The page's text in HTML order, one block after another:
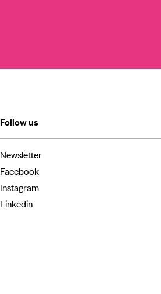
Follow us
Newsletter
Facebook
Instagram
Linkedin